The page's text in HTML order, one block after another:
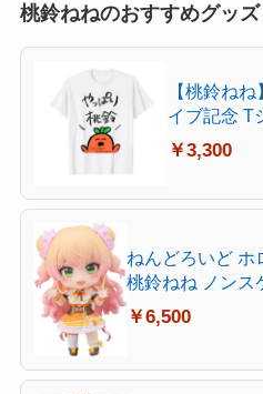
桃鈴ねねのおすすめグッズ
【桃鈴ね
イブ記念 T
￥3,300
ねんどろいど ホ
桃鈴ねね ノンス
装済み可動フィ
￥6,500